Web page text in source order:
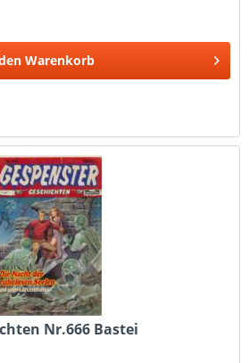
Warenkorb
Nr.666 Bastei